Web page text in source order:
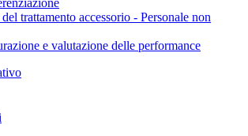
trattamento accessorio - Personale non
e valutazione delle performance